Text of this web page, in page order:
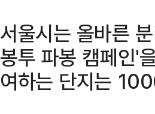
서울시는 올바른
봉투 파봉 캠페인'
여하는 단지는